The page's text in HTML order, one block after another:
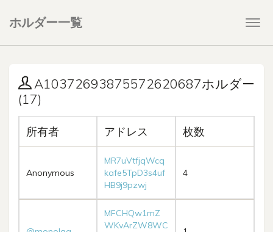
ホルダー一覧
A10372693875572620687ホルダー
(17)
所有者 アドレス 枚数
Anonymous
MR7uVtfjqWcq
kafe5TpD3s4uf
HB9j9pzwj
4
MFCHQw1mZ
WKvArZW8WC